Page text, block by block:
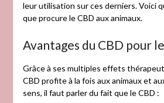
leur utilisation sur ces derniers. Voici
que procure le CBD aux animaux.
Avantages du CBD pour
Grâce à ses multiples effets
CBD profite à la fois aux animaux et
sens, il faut parler du fait que le CBD :